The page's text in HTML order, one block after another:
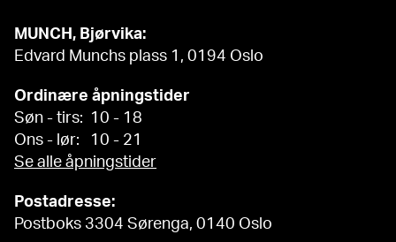
MUNCH, Bjørvika:
Edvard Munchs plass 1, 0194 Oslo
Ordinære åpningstider
Søn - tirs: 10 - 18
Ons - lør: 10 - 21
Se alle åpningstider
Postadresse:
Postboks 3304 Sørenga, 0140 Oslo